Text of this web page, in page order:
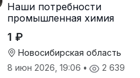
Наши потребности
промышленная химия
1 ₽
Новосибирская область
8 июн 2026, 19:06 • 2 639